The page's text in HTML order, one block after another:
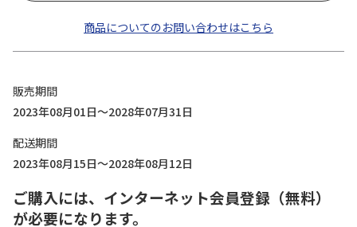
商品についてのお問い合わせはこちら
販売期間
2023年08月01日～2028年07月31日
配送期間
2023年08月15日～2028年08月12日
ご購入には、インターネット会員登録（無料）
が必要になります。